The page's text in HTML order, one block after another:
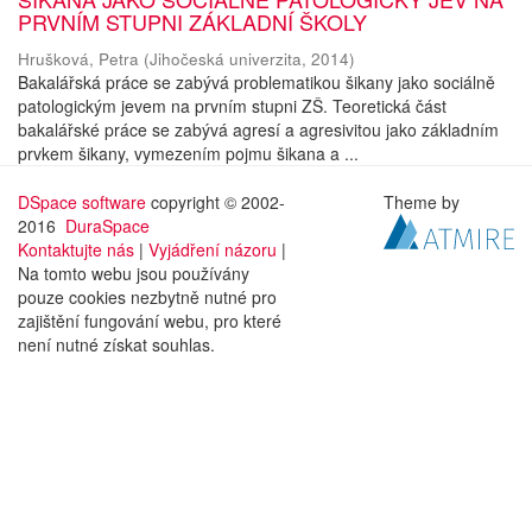
PRVNÍM STUPNI ZÁKLADNÍ ŠKOLY
Hrušková, Petra (Jihočeská univerzita, 2014)
Bakalářská práce se zabývá problematikou šikany jako sociálně
patologickým jevem na prvním stupni ZŠ. Teoretická část
bakalářské práce se zabývá agresí a agresivitou jako základním
prvkem šikany, vymezením pojmu šikana a ...
DSpace software copyright © 2002-
2016 DuraSpace
Kontaktujte nás | Vyjádření názoru |
Na tomto webu jsou používány
pouze cookies nezbytně nutné pro
zajištění fungování webu, pro které
není nutné získat souhlas.
Theme by